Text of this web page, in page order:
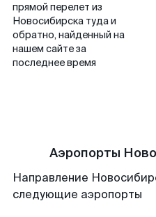
прямой перелет из
Новосибирска туда и
обратно, найденный на
нашем сайте за
последнее время
Аэропорты
Направление
следующие аэропорты